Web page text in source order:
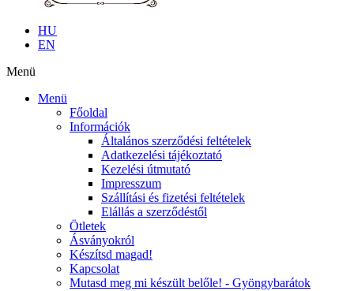
HU
EN
Menü
Menü
Főoldal
Információk
Általános szerződési feltételek
Adatkezelési tájékoztató
Kezelési útmutató
Impresszum
Szállítási és fizetési feltételek
Elállás a szerződéstől
Ötletek
Ásványokról
Készítsd magad!
Kapcsolat
Mutasd meg mi készült belőle! - Gyöngybarátok